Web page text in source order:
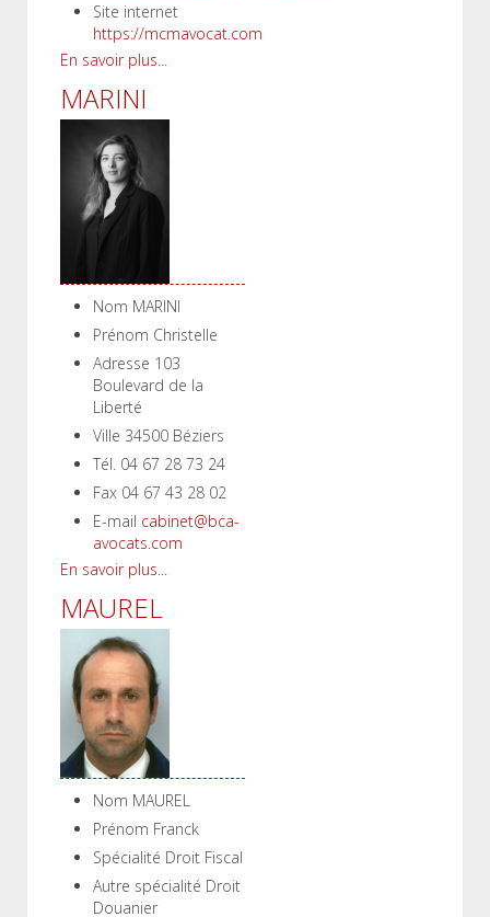
Site internet
https://mcmavocat.com
En savoir plus...
MARINI
Nom MARINI
Prénom Christelle
Adresse 103
Boulevard de la
Liberté
Ville 34500 Béziers
Tél. 04 67 28 73 24
Fax 04 67 43 28 02
E-mail cabinet@bca-
avocats.com
En savoir plus...
MAUREL
Nom MAUREL
Prénom Franck
Spécialité Droit Fiscal
Autre spécialité Droit
Douanier